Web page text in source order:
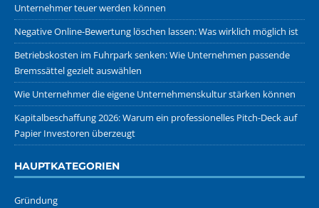
Unternehmer teuer werden können
Negative Online-Bewertung löschen lassen: Was wirklich möglich ist
Betriebskosten im Fuhrpark senken: Wie Unternehmen passende
Bremssättel gezielt auswählen
Wie Unternehmer die eigene Unternehmenskultur stärken können
Kapitalbeschaffung 2026: Warum ein professionelles Pitch-Deck auf
Papier Investoren überzeugt
HAUPTKATEGORIEN
Gründung